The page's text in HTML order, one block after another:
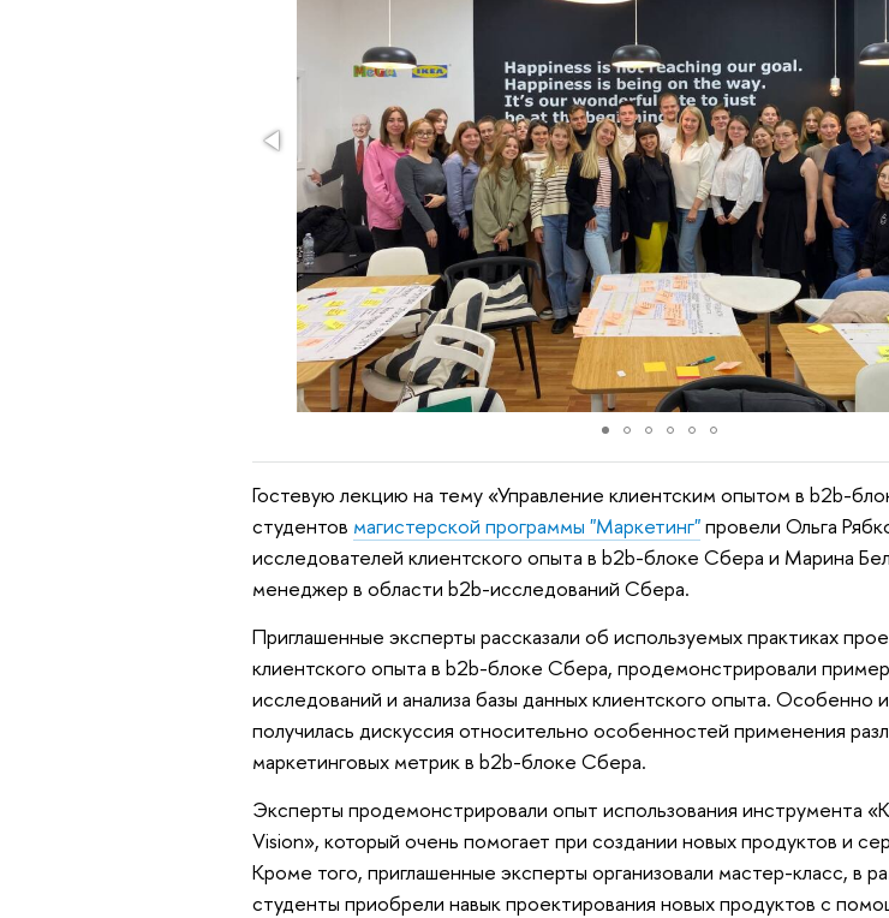
Гостевую лекцию на тему «Управление клиентским опытом в b2b-
студентов магистерской программы "Маркетинг"провели Ольга
исследователей клиентского опыта в b2b-блоке Сбера и Марина
менеджер в области b2b-исследований Сбера.
Приглашенные эксперты рассказали об используемых практиках
клиентского опыта в b2b-блоке Сбера, продемонстрировали
исследований и анализа базы данных клиентского опыта. Особенно
получилась дискуссия относительно особенностей применения
маркетинговых метрик в b2b-блоке Сбера.
Эксперты продемонстрировали опыт использования инструмента
Vision», который очень помогает при создании новых продуктов и
Кроме того, приглашенные эксперты организовали мастер-класс, в
студенты приобрели навык проектирования новых продуктов с